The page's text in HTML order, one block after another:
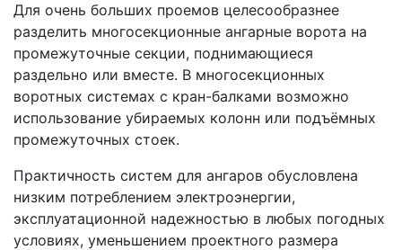
Для очень больших проемов целесообразнее
разделить многосекционные ангарные ворота на
промежуточные секции, поднимающиеся
раздельно или вместе. В многосекционных
воротных системах с кран-балками возможно
использование убираемых колонн или подъёмных
промежуточных стоек.
Практичность систем для ангаров обусловлена
низким потреблением электроэнергии,
эксплуатационной надежностью в любых погодных
условиях, уменьшением проектного размера